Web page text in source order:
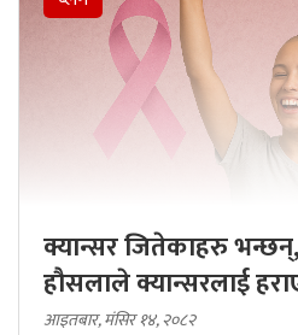
क्यान्सर जितेकाहरु
हौसलाले क्यान्सरलाई
आइतबार, मंसिर १४, २०८२